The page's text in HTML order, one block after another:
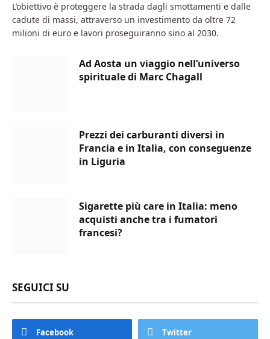
L’obiettivo è proteggere la strada dagli smottamenti e dalle
cadute di massi, attraverso un investimento da oltre 72
milioni di euro e lavori proseguiranno sino al 2030.
Ad Aosta un viaggio nell’universo
spirituale di Marc Chagall
Prezzi dei carburanti diversi in
Francia e in Italia, con conseguenze
in Liguria
Sigarette più care in Italia: meno
acquisti anche tra i fumatori
francesi?
SEGUICI SU
Facebook Twitter